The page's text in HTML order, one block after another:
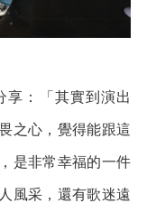
享：「其實到演出
之心，覺得能跟這
是非常幸福的一件
風采，還有歌迷遠